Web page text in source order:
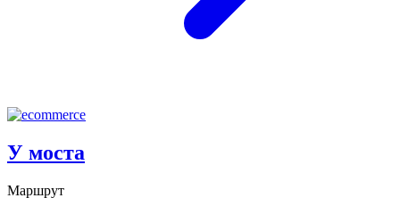
У моста
Маршрут